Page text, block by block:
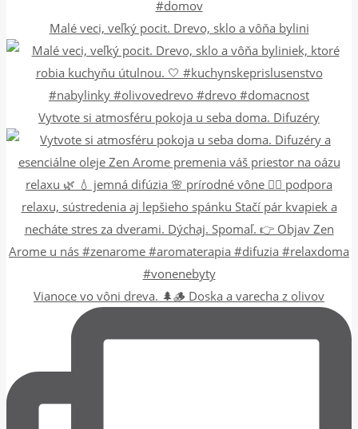
Malé veci, veľký pocit. Drevo, sklo a vôňa bylini
Vytvote si atmosféru pokoja u seba doma. Difuzéry
Vianoce vo vôni dreva. 🌲🪵 Doska a varecha z olivov